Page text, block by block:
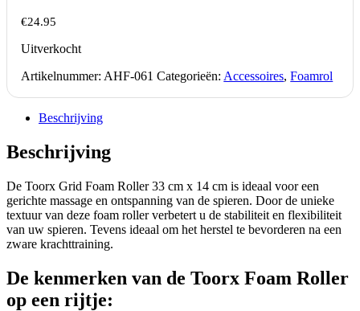
€24.95
Uitverkocht
Artikelnummer: AHF-061 Categorieën: Accessoires,Foamrol
Beschrijving
Beschrijving
De Toorx Grid Foam Roller 33 cm x 14 cm is ideaal voor een
gerichte massage en ontspanning van de spieren. Door de unieke
textuur van deze foam roller verbetert u de stabiliteit en flexibiliteit
van uw spieren. Tevens ideaal om het herstel te bevorderen na een
zware krachttraining.
De kenmerken van de Toorx Foam Roller
op een rijtje: